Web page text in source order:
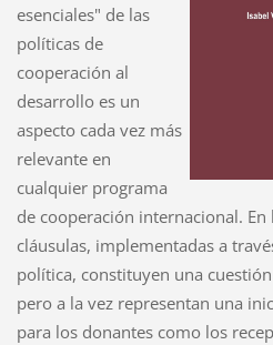
esenciales" de las
políticas de
cooperación al
desarrollo es un
aspecto cada vez más
relevante en
cualquier programa
de cooperación internacional. En
cláusulas, implementadas a
política, constituyen una
pero a la vez representan una
para los donantes como los